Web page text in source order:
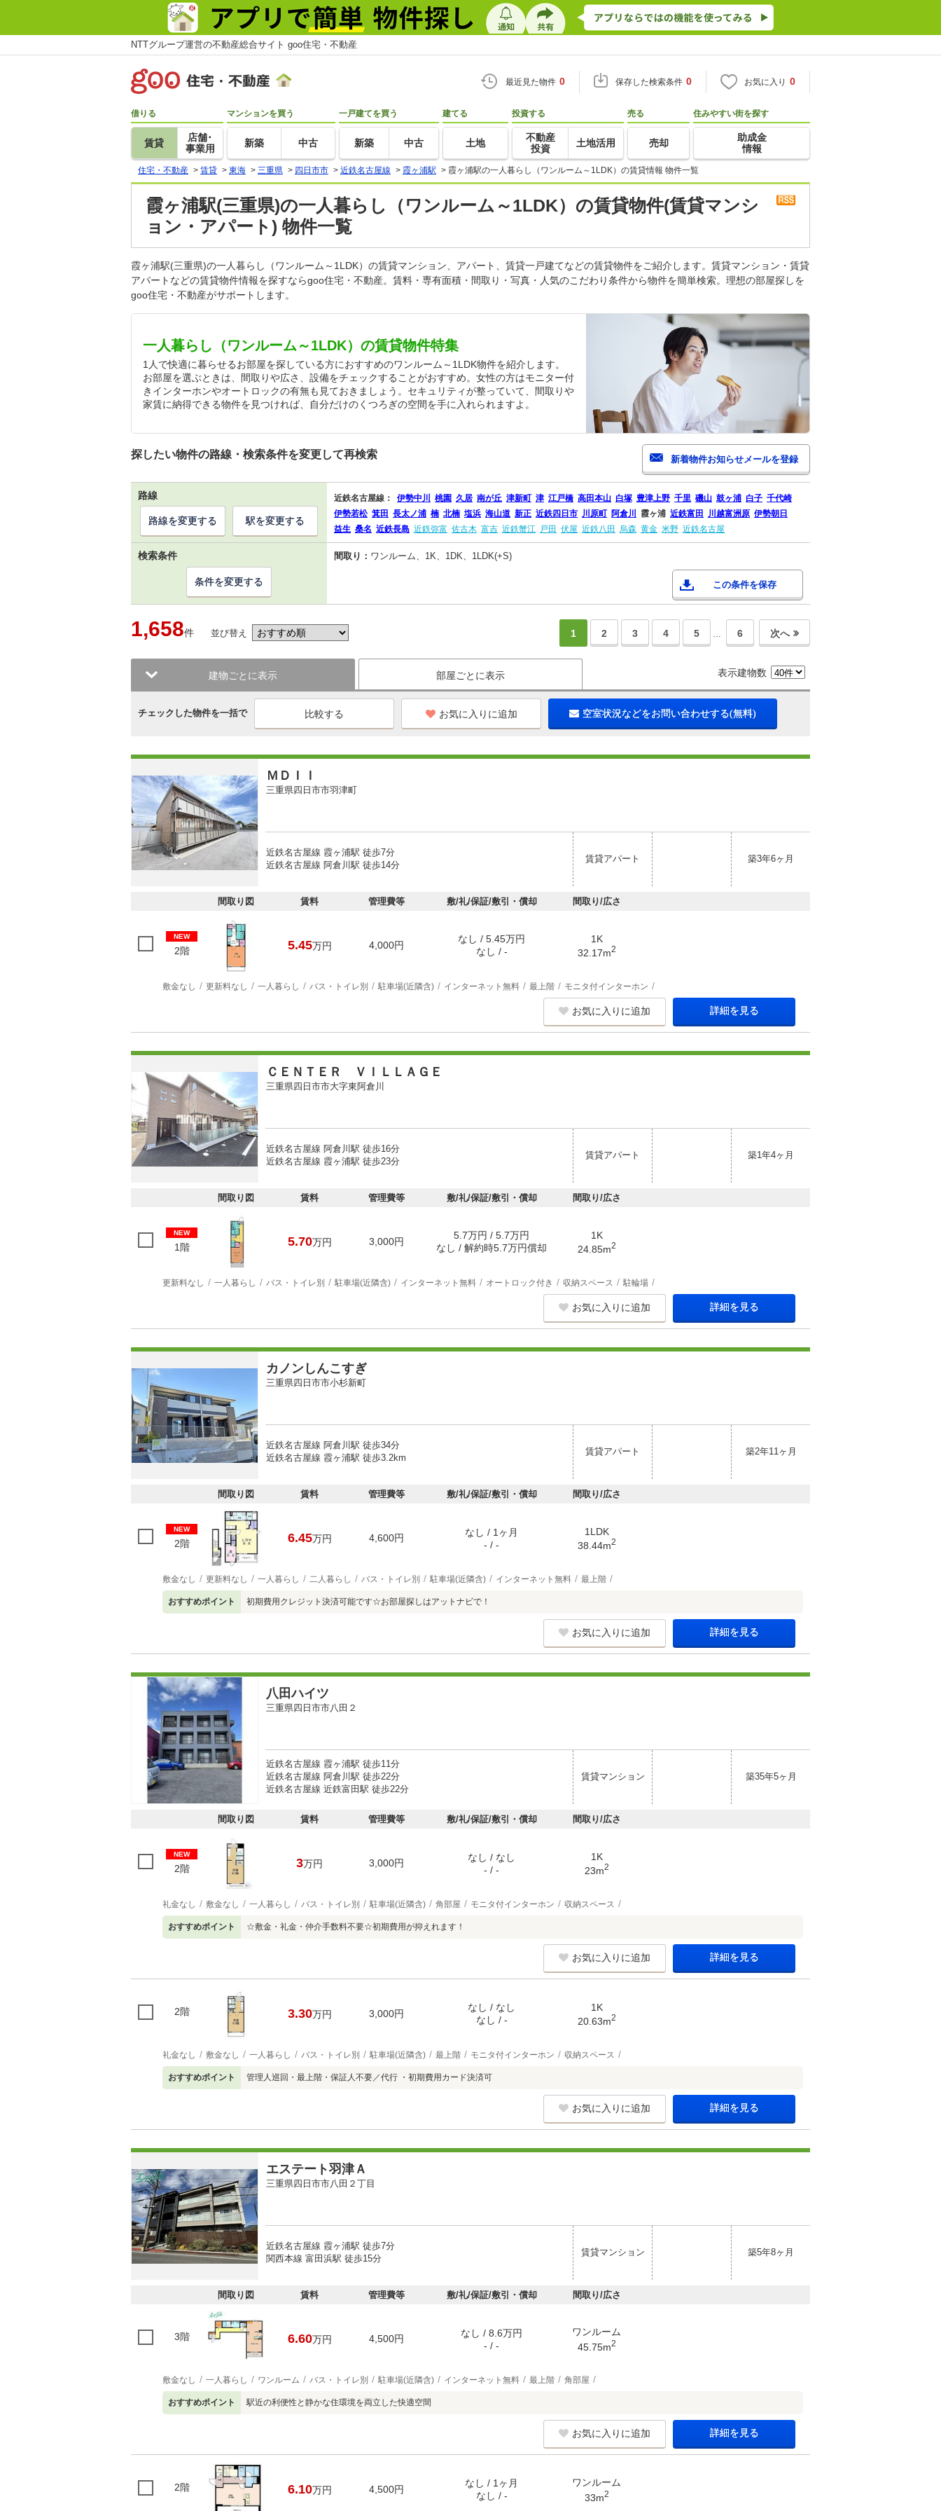
NTTグループ運営の不動産総合サイト goo住宅・不動産
最近見た物件 0 保存した検索条件 0 お気に入り 0
借りる
賃貸
店舗･
事業用
マンションを買う
新築 中古
一戸建てを買う
新築 中古
建てる
土地
投資する
不動産
投資
土地活用
売る
売却
住みやすい街を探す
助成金
情報
住宅・不動産 > 賃貸 > 東海 > 三重県 > 四日市市 > 近鉄名古屋線 > 霞ヶ浦駅 > 霞ヶ浦駅の一人暮らし（ワンルーム～1LDK）の賃貸情報 物件一覧
霞ヶ浦駅(三重県)の一人暮らし（ワンルーム～1LDK）の賃貸物件(賃貸マンシ
ョン・アパート) 物件一覧
霞ヶ浦駅(三重県)の一人暮らし（ワンルーム～1LDK）の賃貸マンション、アパート、賃貸一戸建てなどの賃貸物件をご紹介します。賃貸マンション・賃貸
アパートなどの賃貸物件情報を探すならgoo住宅・不動産。賃料・専有面積・間取り・写真・人気のこだわり条件から物件を簡単検索。理想の部屋探しを
goo住宅・不動産がサポートします。
一人暮らし（ワンルーム～1LDK）の賃貸物件特集
1人で快適に暮らせるお部屋を探している方におすすめのワンルーム～1LDK物件を紹介します。
お部屋を選ぶときは、間取りや広さ、設備をチェックすることがおすすめ。女性の方はモニター付
きインターホンやオートロックの有無も見ておきましょう。セキュリティが整っていて、間取りや
家賃に納得できる物件を見つければ、自分だけのくつろぎの空間を手に入れられますよ。
探したい物件の路線・検索条件を変更して再検索
路線 近鉄名古屋線： 伊勢中川 桃園 久居 南が丘 津新町 津 江戸橋 高田本山 白塚 豊津上野 千里 磯山 鼓ヶ浦 白子 千代崎
伊勢若松 箕田 長太ノ浦 楠 北楠 塩浜 海山道 新正 近鉄四日市 川原町 阿倉川 霞ヶ浦 近鉄富田 川越富洲原 伊勢朝日
益生 桑名 近鉄長島 近鉄弥富 佐古木 富吉 近鉄蟹江 戸田 伏屋 近鉄八田 烏森 黄金 米野 近鉄名古屋
路線を変更する 駅を変更する
検索条件 間取り： ワンルーム、1K、1DK、1LDK(+S)
この条件を保存
条件を変更する
1,658件 並び替え 1 2 3 4 5 … 6 次へ
建物ごとに表示 部屋ごとに表示 表示建物数
チェックした物件を一括で お気に入りに追加 空室状況などをお問い合わせする(無料)
ＭＤＩＩ
三重県四日市市羽津町
近鉄名古屋線 霞ヶ浦駅 徒歩7分
近鉄名古屋線 阿倉川駅 徒歩14分
賃貸アパート 築3年6ヶ月
間取り図 賃料 管理費等 敷/礼/保証/敷引・償却 間取り/広さ
NEW
2階 5.45万円 4,000円
なし / 5.45万円
なし / -
1K
32.17m2
敷金なし 更新料なし 一人暮らし バス・トイレ別 駐車場(近隣含) インターネット無料 最上階 モニタ付インターホン
お気に入りに追加 詳細を見る
ＣＥＮＴＥＲ ＶＩＬＬＡＧＥ
三重県四日市市大字東阿倉川
近鉄名古屋線 阿倉川駅 徒歩16分
近鉄名古屋線 霞ヶ浦駅 徒歩23分
賃貸アパート 築1年4ヶ月
間取り図 賃料 管理費等 敷/礼/保証/敷引・償却 間取り/広さ
NEW
1階 5.70万円 3,000円
5.7万円 / 5.7万円
なし / 解約時5.7万円償却
1K
24.85m2
更新料なし 一人暮らし バス・トイレ別 駐車場(近隣含) インターネット無料 オートロック付き 収納スペース 駐輪場
お気に入りに追加 詳細を見る
カノンしんこすぎ
三重県四日市市小杉新町
近鉄名古屋線 阿倉川駅 徒歩34分
近鉄名古屋線 霞ヶ浦駅 徒歩3.2km
賃貸アパート 築2年11ヶ月
間取り図 賃料 管理費等 敷/礼/保証/敷引・償却 間取り/広さ
NEW
2階 6.45万円 4,600円
なし / 1ヶ月
- / -
1LDK
38.44m2
敷金なし 更新料なし 一人暮らし 二人暮らし バス・トイレ別 駐車場(近隣含) インターネット無料 最上階
おすすめポイント 初期費用クレジット決済可能です☆お部屋探しはアットナビで！
お気に入りに追加 詳細を見る
八田ハイツ
三重県四日市市八田２
近鉄名古屋線 霞ヶ浦駅 徒歩11分
近鉄名古屋線 阿倉川駅 徒歩22分
近鉄名古屋線 近鉄富田駅 徒歩22分
賃貸マンション 築35年5ヶ月
間取り図 賃料 管理費等 敷/礼/保証/敷引・償却 間取り/広さ
NEW
2階 3万円 3,000円
なし / なし
- / -
1K
23m2
礼金なし 敷金なし 一人暮らし バス・トイレ別 駐車場(近隣含) 角部屋 モニタ付インターホン 収納スペース
おすすめポイント ☆敷金・礼金・仲介手数料不要☆初期費用が抑えれます！
お気に入りに追加 詳細を見る
2階 3.30万円 3,000円
なし / なし
なし / -
1K
20.63m2
礼金なし 敷金なし 一人暮らし バス・トイレ別 駐車場(近隣含) 最上階 モニタ付インターホン 収納スペース
おすすめポイント 管理人巡回・最上階・保証人不要／代行 ・初期費用カード決済可
お気に入りに追加 詳細を見る
エステート羽津Ａ
三重県四日市市八田２丁目
近鉄名古屋線 霞ヶ浦駅 徒歩7分
関西本線 富田浜駅 徒歩15分
賃貸マンション 築5年8ヶ月
間取り図 賃料 管理費等 敷/礼/保証/敷引・償却 間取り/広さ
3階 6.60万円 4,500円
なし / 8.6万円
- / -
ワンルーム
45.75m2
敷金なし 一人暮らし ワンルーム バス・トイレ別 駐車場(近隣含) インターネット無料 最上階 角部屋
おすすめポイント 駅近の利便性と静かな住環境を両立した快適空間
お気に入りに追加 詳細を見る
2階 6.10万円 4,500円
なし / 1ヶ月
なし / -
ワンルーム
33m2